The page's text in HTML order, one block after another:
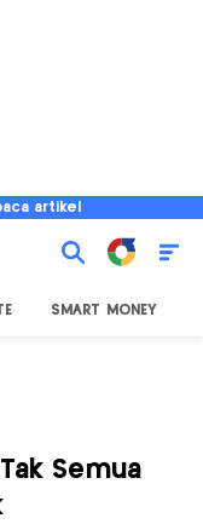
artikel
SMART MONEY
Semua